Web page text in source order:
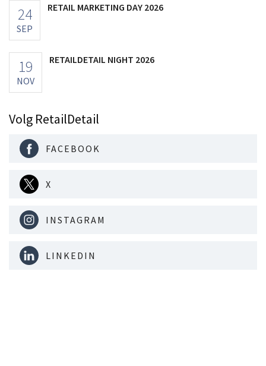
24
SEP
RETAIL MARKETING DAY 2026
19
NOV
RETAILDETAIL NIGHT 2026
Volg RetailDetail
FACEBOOK
X
INSTAGRAM
LINKEDIN